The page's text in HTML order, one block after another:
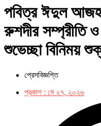
পবিত্র ঈদুল
রুশদীর সম্প্রীতি ও
শুভেচ্ছা বিনিময়
প্রেসবিজ্ঞপ্তি
প্রকাশ : মে ২৭, ২০২৬